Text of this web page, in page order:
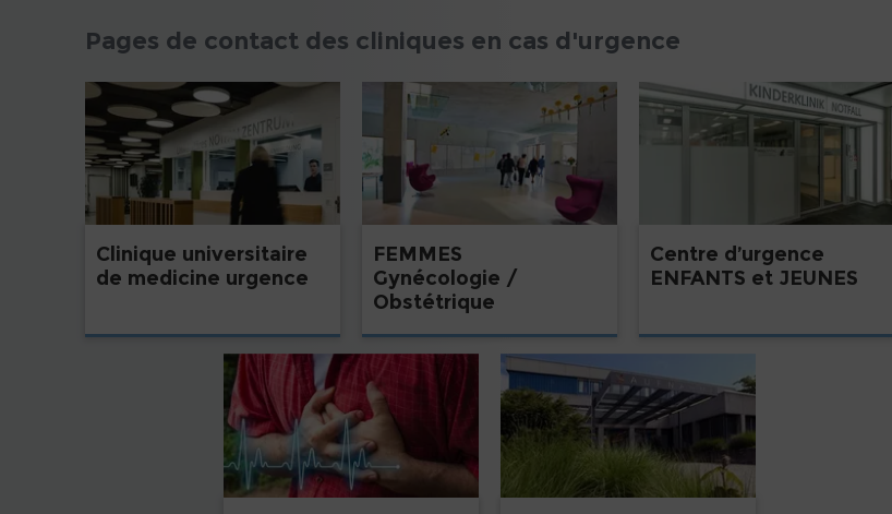
Pages de contact des cliniques en cas d'urgence
Clinique universitaire
de medicine urgence
FEMMES
Gynécologie /
Obstétrique
Centre d’urgence
ENFANTS et JEUNES